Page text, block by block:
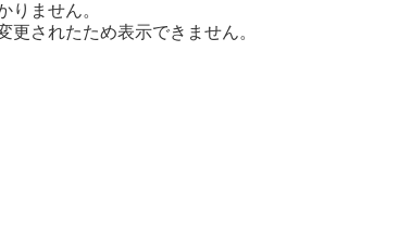
りません。
更されたため表示できません。